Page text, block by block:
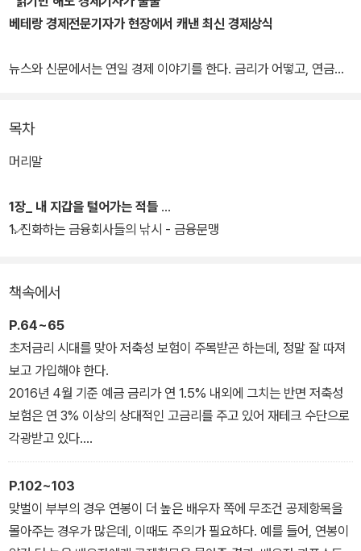
베테랑 경제전문기자가 현장에서 캐낸 최신 경제상식
뉴스와 신문에서는 연일 경제 이야기를 한다. 금리가 어떻고, 연금이
도 드물뿐더러, 설령 대학에서 경제학을 전공했더라도 교과서 속 박
제된 경제이론과 급변하는 현실경제는 서로 너무나 다르기 때문.
여기, 10여 년간 우리나라 경제의 심장부를 돌며 취재경험을 쌓아온
베테랑경제전문기자가 바로 지금 우리에게 유효한 알짜 경제상식만
연봉과 세금 문제, 문재인정부의 최대 관심사인 실업률과 일자리 정
책 그리고 앞이 보이지 않는 한국경제의 현재와 미래 모습까지, 딱 한
권으로 경제상식 전반을 마스터할 수 있도록 꼼꼼하게 구성했다.
무엇보다 시시각각 휙휙 바뀌는 경제상황과 정책방향을 감안해, 지금
당장 유효한 최신지식을 선별하는 데 공을 들였다. 또한, 중요한 경제
용어는 편히 공부할 수 있도록 부가설명을 달았고, 각종 통계자료와
목차
머리말
1장_ 내 지갑을 털어가는 적들
1. 진화하는 금융회사들의 낚시 - 금융문맹
책속에서
P.64~65
초저금리 시대를 맞아 저축성 보험이 주목받곤 하는데, 정말 잘 따져
보고 가입해야 한다.
2016년 4월 기준 예금 금리가 연 1.5% 내외에 그치는 반면 저축성
보험은 연 3% 이상의 상대적인 고금리를 주고 있어 재테크 수단으로
각광받고 있다.
그러나 사업비를 떼고 나면 이런 고금리가 무색해진다. 사업비는 그
비중이 상당하다. 생명보험협회 사업비 공시를 보면 155개 저축성
보험의 사업비는 납입 보험료의 5~19% 수준에 이른다.
대부분의 경우 저축성 보험은 사업비 때문에 아무리 높은 이자율이
P.102~103
맞벌이 부부의 경우 연봉이 더 높은 배우자 쪽에 무조건 공제항목을
몰아주는 경우가 많은데, 이때도 주의가 필요하다. 예를 들어, 연봉이